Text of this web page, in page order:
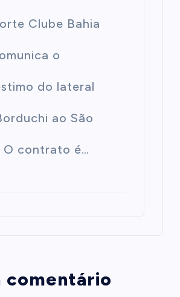
Clube Bahia
o
do lateral
ao São
O contrato é…
comentário